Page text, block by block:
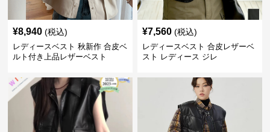
¥8,940 (税込)
レディースベスト 秋新作 合皮ベ
ルト付き上品レザーベスト
¥7,560 (税込)
レディースベスト 合皮レザーベ
スト レディース ジレ